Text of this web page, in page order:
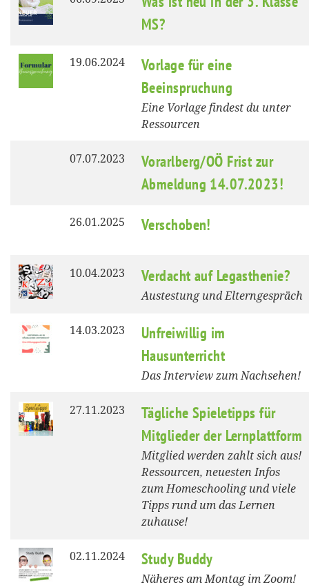
MS?
19.06.2024
Vorlage für eine
Beeinspruchung
Eine Vorlage findest du unter
Ressourcen
07.07.2023
Vorarlberg/OÖ Frist zur
Abmeldung 14.07.2023!
26.01.2025 Verschoben!
10.04.2023 Verdacht auf Legasthenie?
Austestung und Elterngespräch
14.03.2023
Unfreiwillig im
Hausunterricht
Das Interview zum Nachsehen!
27.11.2023
Tägliche Spieletipps für
Mitglieder der Lernplattform
Mitglied werden zahlt sich aus!
Ressourcen, neuesten Infos
zum Homeschooling und viele
Tipps rund um das Lernen
zuhause!
02.11.2024 Study Buddy
Näheres am Montag im Zoom!